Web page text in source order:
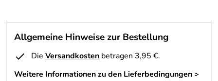
Allgemeine Hinweise zur Bestellung
Die Versandkosten betragen 3,95 €.
Weitere Informationen zu den Lieferbedingungen >